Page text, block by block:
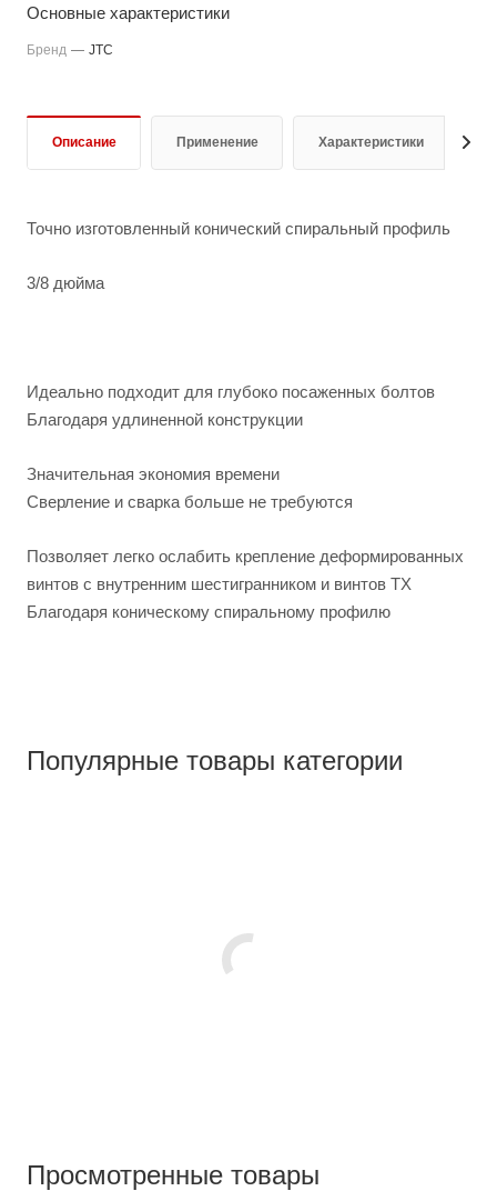
Основные характеристики
Бренд — JTC
Описание Применение Характеристики
Точно изготовленный конический спиральный профиль
3/8 дюйма
Идеально подходит для глубоко посаженных болтов
Благодаря удлиненной конструкции
Значительная экономия времени
Сверление и сварка больше не требуются
Позволяет легко ослабить крепление деформированных
винтов с внутренним шестигранником и винтов TX
Благодаря коническому спиральному профилю
Популярные товары категории
Просмотренные товары